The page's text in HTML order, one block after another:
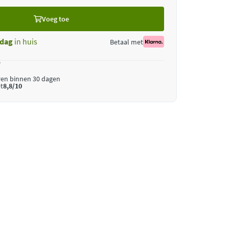
Voeg toe
in huis Betaal met
binnen 30 dagen
8,8/10